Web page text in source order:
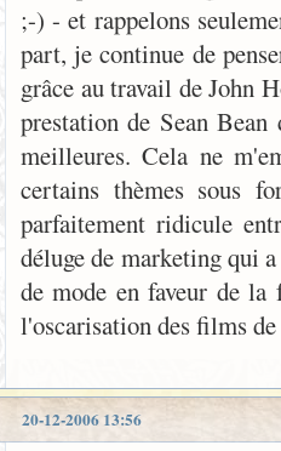
;-) - et rappelons
part, je continue de
grâce au travail de John
prestation de Sean
meilleures. Cela ne
certains thèmes sous
parfaitement ridicule
déluge de marketing qui
de mode en faveur de la
l'oscarisation des films de
20-12-2006 13:56